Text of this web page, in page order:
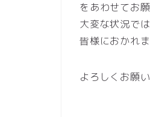
をあわせてお
大変な状況で
皆様におかれ
よろしくお願